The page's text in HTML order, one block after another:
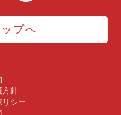
プへ
方針
リシー